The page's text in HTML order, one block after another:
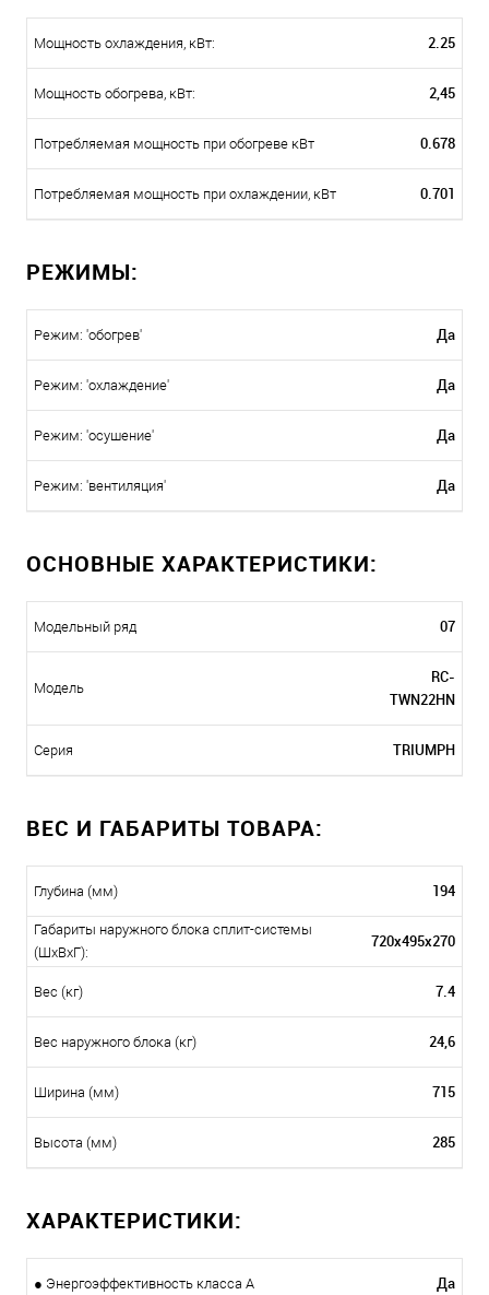
Мощность охлаждения, кВт: 2.25
Мощность обогрева, кВт: 2,45
Потребляемая мощность при обогреве кВт 0.678
Потребляемая мощность при охлаждении, кВт 0.701
РЕЖИМЫ:
Режим: 'обогрев' Да
Режим: 'охлаждение' Да
Режим: 'осушение' Да
Режим: 'вентиляция' Да
ОСНОВНЫЕ ХАРАКТЕРИСТИКИ:
Модельный ряд 07
Модель
RC-
TWN22HN
Серия TRIUMPH
ВЕС И ГАБАРИТЫ ТОВАРА:
Глубина (мм) 194
Габариты наружного блока сплит-системы
(ШxВxГ):
720x495x270
Вес (кг) 7.4
Вес наружного блока (кг) 24,6
Ширина (мм) 715
Высота (мм) 285
ХАРАКТЕРИСТИКИ:
● Энергоэффективность класса А Да